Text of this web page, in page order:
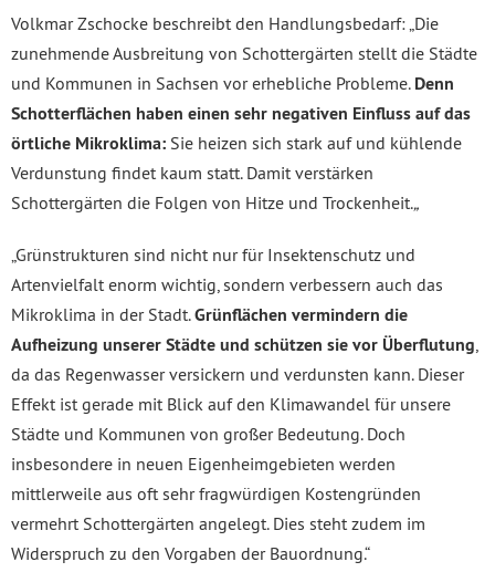
Volkmar Zschocke beschreibt den Handlungsbedarf: „Die
zunehmende Ausbreitung von Schottergärten stellt die Städte
und Kommunen in Sachsen vor erhebliche Probleme. Denn
Schotterflächen haben einen sehr negativen Einfluss auf das
örtliche Mikroklima: Sie heizen sich stark auf und kühlende
Verdunstung findet kaum statt. Damit verstärken
Schottergärten die Folgen von Hitze und Trockenheit.„
„Grünstrukturen sind nicht nur für Insektenschutz und
Artenvielfalt enorm wichtig, sondern verbessern auch das
Mikroklima in der Stadt.Grünflächen vermindern die
Aufheizung unserer Städte und schützen sie vor Überflutung
da das Regenwasser versickern und verdunsten kann. Dieser
Effekt ist gerade mit Blick auf den Klimawandel für unsere
Städte und Kommunen von großer Bedeutung. Doch
insbesondere in neuen Eigenheimgebieten werden
mittlerweile aus oft sehr fragwürdigen Kostengründen
vermehrt Schottergärten angelegt. Dies steht zudem im
Widerspruch zu den Vorgaben der Bauordnung.“